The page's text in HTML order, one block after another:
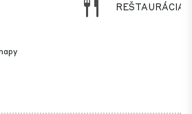
REŠTAURÁCIA